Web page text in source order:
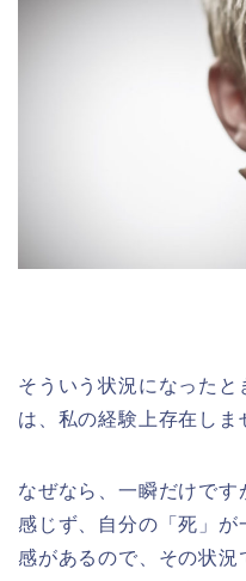
そういう状況になった
は、私の経験上存在しま
なぜなら、一瞬だけで
感じず、自分の「死」
感があるので、その状況